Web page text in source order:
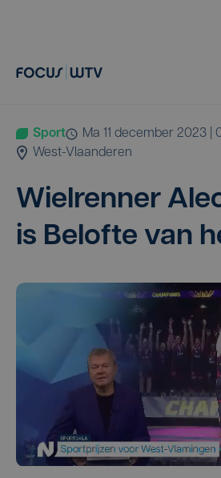
Sport
ma 11 december 2023 |
West-Vlaanderen
Wiel­ren­ner
is Belof­te van